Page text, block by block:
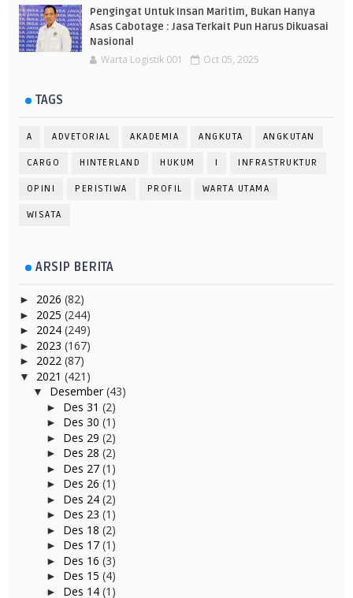
Pengingat Untuk Insan Maritim, Bukan Hanya
Asas Cabotage : Jasa Terkait Pun Harus Dikuasai
Nasional
Warta Logistik 001 Oct 05, 2025
TAGS
A ADVETORIAL AKADEMIA ANGKUTA ANGKUTAN
CARGO HINTERLAND HUKUM I INFRASTRUKTUR
OPINI PERISTIWA PROFIL WARTA UTAMA
WISATA
ARSIP BERITA
► 2026 (82)
► 2025 (244)
► 2024 (249)
► 2023 (167)
► 2022 (87)
▼ 2021 (421)
▼ Desember(43)
► Des 31 (2)
► Des 30 (1)
► Des 29 (2)
► Des 28 (2)
► Des 27 (1)
► Des 26 (1)
► Des 24 (2)
► Des 23 (1)
► Des 18 (2)
► Des 17 (1)
► Des 16 (3)
► Des 15 (4)
► Des 14 (1)